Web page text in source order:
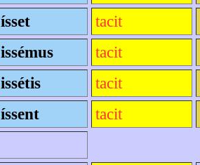
ísset tacit
issémus tacit
issétis tacit
íssent tacit